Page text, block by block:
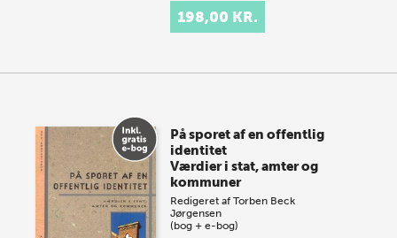
198,00 KR.
På sporet af en offentlig
identitet
Værdier i stat, amter og
kommuner
Redigeret afTorben Beck
Jørgensen
(bog + e-bog)